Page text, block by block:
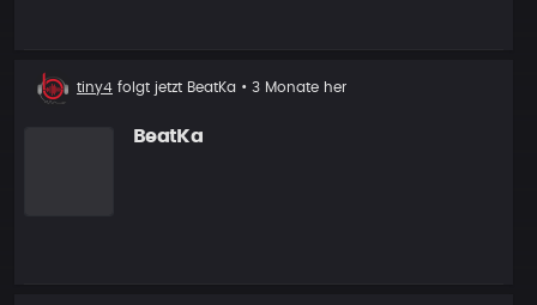
Neuer
Follower
tiny4 folgt jetzt BeatKa • 3 Monate her
BeatKa